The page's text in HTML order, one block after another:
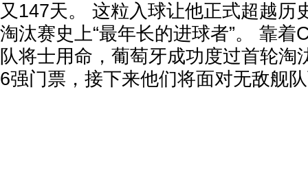
又147天。 这粒入球让他正式超越历
淘汰赛史上“最年长的进球者”。 靠着
队将士用命，葡萄牙成功度过首轮淘
6强门票，接下来他们将面对无敌舰